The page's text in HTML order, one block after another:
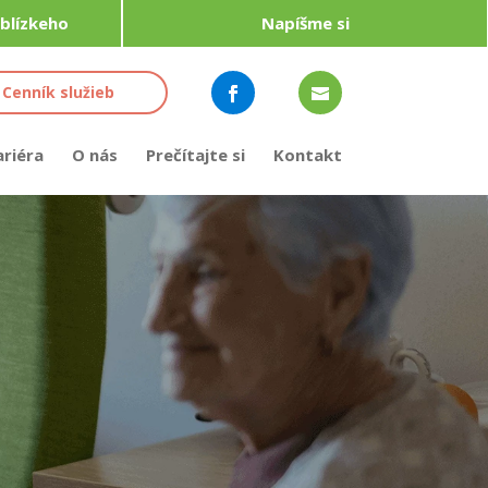
Napíšme si
Cenník služieb
O nás Prečítajte si Kontakt